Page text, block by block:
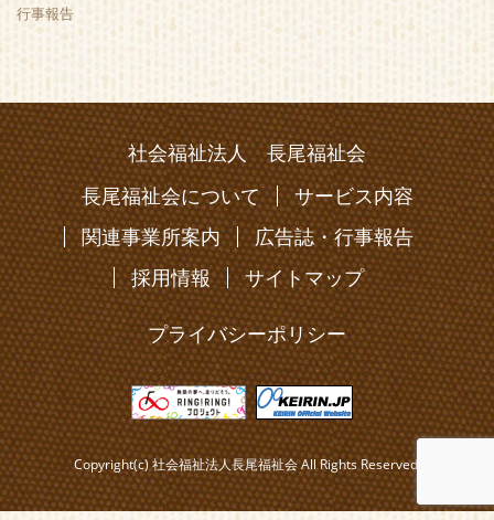
行事報告
社会福祉法人 長尾福祉会
長尾福祉会について
サービス内容
関連事業所案内
広告誌・行事報告
採用情報
サイトマップ
プライバシーポリシー
Copyright(c) 社会福祉法人長尾福祉会 All Rights Reserved.